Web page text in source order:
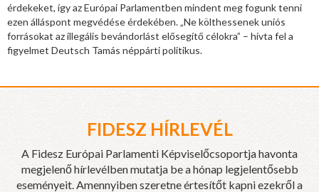
érdekeket, így az Európai Parlamentben mindent meg fogunk tenni
ezen álláspont megvédése érdekében. „Ne költhessenek uniós
forrásokat az illegális bevándorlást elősegítő célokra” – hívta fel a
figyelmet Deutsch Tamás néppárti politikus.
FIDESZ HÍRLEVÉL
A Fidesz Európai Parlamenti Képviselőcsoportja havonta
megjelenő hírlevélben mutatja be a hónap legjelentősebb
eseményeit. Amennyiben szeretne értesítőt kapni ezekről a